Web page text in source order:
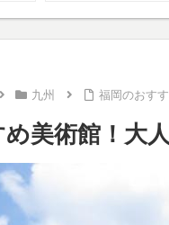
九州 福岡のおす
美術館！大